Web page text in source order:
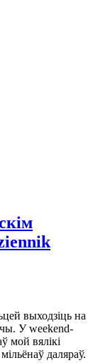
выходзіць на
У weekend-
мой вялікі
даляраў.